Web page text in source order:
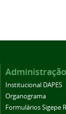
Institucional DAPES
Organograma
Formulários Sigepe